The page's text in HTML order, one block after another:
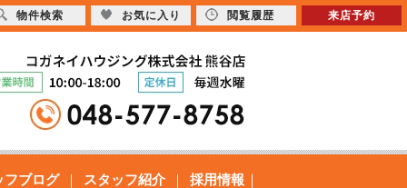
フブログ スタッフ紹介 採用情報
物件検索 お気に入り 閲覧履歴 来店予約